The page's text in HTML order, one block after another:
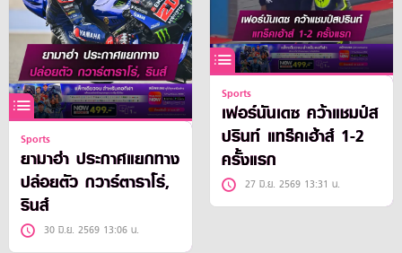
Sports
ยามาฮ่า ประกาศแยกทาง
ปล่อยตัว กวาร์ตาราโร่,
รินส์
30 มิ.ย. 2569 13:06 น.
Sports
เฟอร์นันเดซ คว้าแชมป์ส
ปรินท์ แทร็คเฮ้าส์ 1-2
ครั้งแรก
27 มิ.ย. 2569 13:31 น.